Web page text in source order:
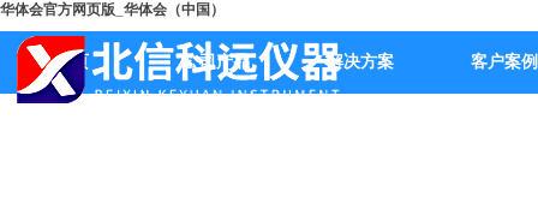
华体会官方网页版_华体会（中国）
首页 公司产品 解决方案 客户案例